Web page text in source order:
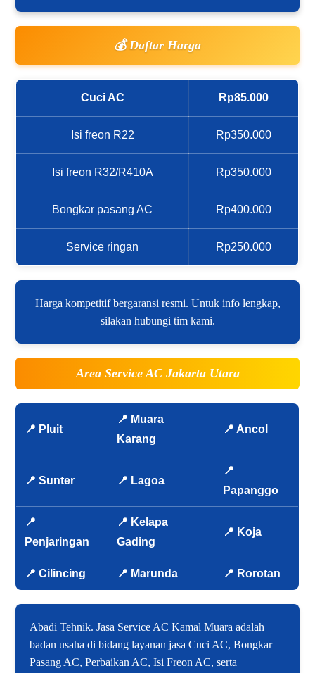
💰 Daftar Harga
Cuci AC Rp85.000
Isi freon R22 Rp350.000
Isi freon R32/R410A Rp350.000
Bongkar pasang AC Rp400.000
Service ringan Rp250.000
Harga kompetitif bergaransi resmi. Untuk info lengkap,
silakan hubungi tim kami.
Area Service AC Jakarta Utara
📍 Pluit
📍 Muara
Karang
📍 Ancol
📍 Sunter 📍 Lagoa
📍
Papanggo
📍
Penjaringan
📍 Kelapa
Gading
📍 Koja
📍 Cilincing 📍 Marunda 📍 Rorotan
Abadi Tehnik. Jasa Service AC Kamal Muara adalah
badan usaha di bidang layanan jasa Cuci AC, Bongkar
Pasang AC, Perbaikan AC, Isi Freon AC, serta